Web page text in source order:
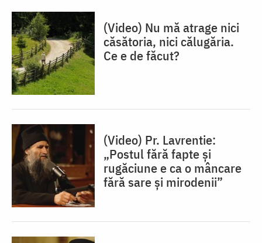
(Video) Nu mă atrage nici
căsătoria, nici călugăria.
Ce e de făcut?
(Video) Pr. Lavrentie:
„Postul fără fapte și
rugăciune e ca o mâncare
fără sare și mirodenii”